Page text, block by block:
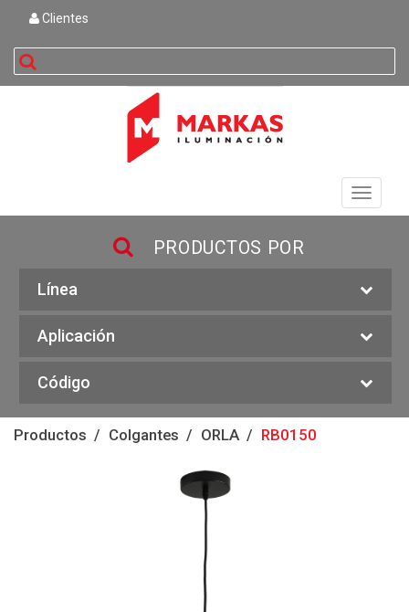
Clientes
buscar
Toggle
PRODUCTOS POR
Línea
Aplicación
Código
Productos Colgantes ORLA RB0150